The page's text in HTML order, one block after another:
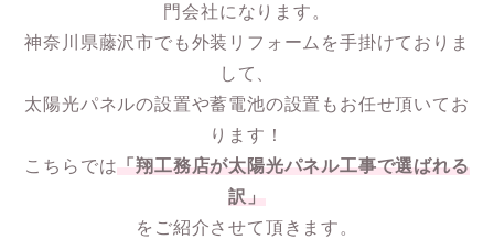
門会社になります。
神奈川県藤沢市でも外装リフォームを手掛けておりま
して、
太陽光パネルの設置や蓄電池の設置もお任せ頂いてお
ります！
こちらでは 「翔工務店が太陽光パネル工事で選ばれる
訳」
をご紹介させて頂きます。